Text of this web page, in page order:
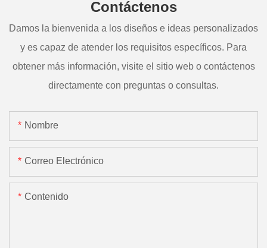
Contáctenos
Damos la bienvenida a los diseños e ideas personalizados
y es capaz de atender los requisitos específicos. Para
obtener más información, visite el sitio web o contáctenos
directamente con preguntas o consultas.
Nombre
Correo Electrónico
Contenido